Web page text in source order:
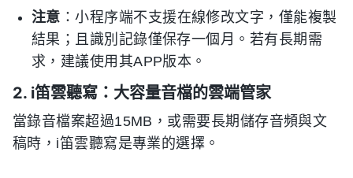
注意 ：小程序端不支援在線修改文字，僅能複製
結果；且識別記錄僅保存一個月。若有長期需
求，建議使用其APP版本。
2. i笛雲聽寫：大容量音檔的雲端管家
當錄音檔案超過15MB，或需要長期儲存音頻與文
稿時，i笛雲聽寫是專業的選擇。